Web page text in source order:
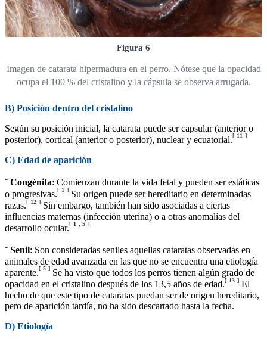
Figura 6
Imagen de catarata hipermadura en el perro. Nótese que la opacidad
ocupa el 100 % del cristalino y la cápsula se observa arrugada.
B) Posición dentro del cristalino
Según su posición inicial, la catarata puede ser capsular (anterior o
posterior), cortical (anterior o posterior), nuclear y ecuatorial.[ 11 ]
C) Edad de aparición
⁻ Congénita: Comienzan durante la vida fetal y pueden ser estáticas
o progresivas.[ 1 ] Su origen puede ser hereditario en determinadas
razas.[ 12 ] Sin embargo, también han sido asociadas a ciertas
influencias maternas (infección uterina) o a otras anomalías del
desarrollo ocular.[ 1 5 ]
⁻ Senil: Son consideradas seniles aquellas cataratas observadas en
animales de edad avanzada en las que no se encuentra una etiología
aparente.[ 5 ] Se ha visto que todos los perros tienen algún grado de
opacidad en el cristalino después de los 13,5 años de edad.[ 13 ] El
hecho de que este tipo de cataratas puedan ser de origen hereditario,
pero de aparición tardía, no ha sido descartado hasta la fecha.
D) Etiología